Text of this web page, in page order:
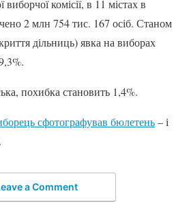
комісії, в 11 містах в
2 млн 754 тис. 167 осіб. Станом
дільниць) явка на виборах
похибка становить 1,4%.
сфотографував бюлетень– і
a Comment